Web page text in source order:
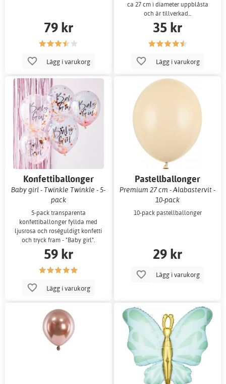
79 kr
Lägg i varukorg
ca 27 cm i diameter uppblåsta
och är tillverkad...
35 kr
Lägg i varukorg
Konfettiballonger
Baby girl - Twinkle Twinkle - 5-
pack
5-pack transparenta
konfettiballonger fyllda med
ljusrosa och roséguldigt konfetti
och tryck fram - "Baby girl".
59 kr
Lägg i varukorg
Pastellballonger
Premium 27 cm - Alabastervit -
10-pack
10-pack pastellballonger
29 kr
Lägg i varukorg